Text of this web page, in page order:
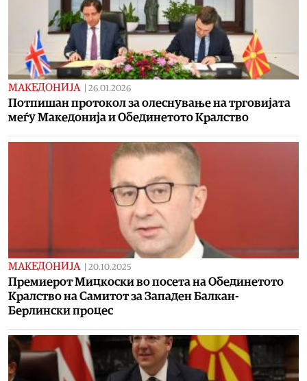
МАКЕДОНИЈА 26.01.2026
Потпишан протокол за олеснување на трговијата
меѓу Македонија и Обединетото Кралство
МАКЕДОНИЈА 20.10.2025
Премиерот Мицкоски во посета на Обединетото
Кралство на Самитот за Западен Балкан-
Берлински процес